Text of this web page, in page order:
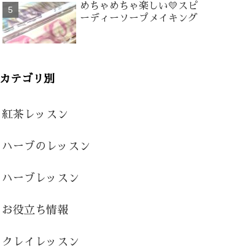
めちゃめちゃ楽しい💛スピ
ーディーソープメイキング
カテゴリ別
紅茶レッスン
ハーブのレッスン
ハーブレッスン
お役立ち情報
クレイレッスン